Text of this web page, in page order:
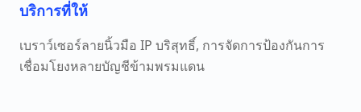
บริการที่ให้
เบราว์เซอร์ลายนิ้วมือ IP บริสุทธิ์, การจัดการป้องกันการ
เชื่อมโยงหลายบัญชีข้ามพรมแดน